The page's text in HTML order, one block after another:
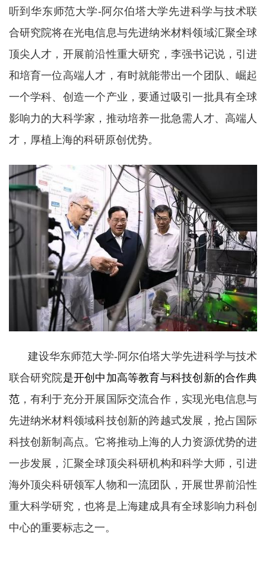
听到华东师范大学-阿尔伯塔大学先进科学与技术联
合研究院将在光电信息与先进纳米材料领域汇聚全球
顶尖人才，开展前沿性重大研究，李强书记说，引进
和培育一位高端人才，有时就能带出一个团队、崛起
一个学科、创造一个产业，要通过吸引一批具有全球
影响力的大科学家，推动培养一批急需人才、高端人
才，厚植上海的科研原创优势。
建设华东师范大学-阿尔伯塔大学先进科学与技术
联合研究院是开创中 加高等教育与科技创新的合作典
范，有利于充分开展国际交流合作， 实现光电信息与
先进纳米材料领域科技创新的跨越式发展，抢占国际
科技创新制高点。它将推动上海的人力资源优势的进
一步发展，汇聚全球顶尖科研机构和科学大师，引进
海外顶尖科研领军人物和一流团队，开展世界前沿性
重大科学研究，也将是上海建成具有全球影响力科创
中心的重要标志之一。